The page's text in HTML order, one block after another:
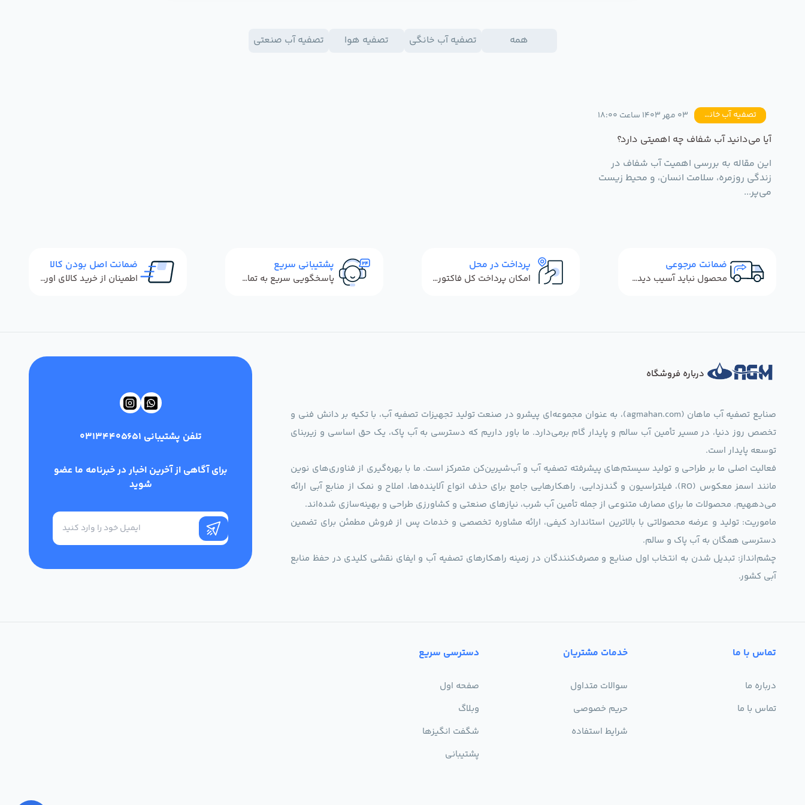
همه تصفیه آب خانگی تصفیه هوا تصفیه آب صنعتی
تصفیه آب خانگی 03 مهر 1403 ساعت 18:00
آیا می‌دانید آب شفاف چه اهمیتی دارد؟
این مقاله به بررسی اهمیت آب شفاف در
زندگی روزمره، سلامت انسان، و محیط زیست
می‌پر...
ضمانت مرجوعی
محصول نباید آسیب دیده باشد
پرداخت در محل
امکان پرداخت کل فاکتور در محل
پشتیبانی سریع
پاسخگویی سریع به تماس‌ها و پیام‌ها
ضمانت اصل بودن کالا
اطمینان از خرید کالای اورجینال
درباره فروشگاه
صنایع تصفیه آب ماهان (agmahan.com)، به عنوان مجموعه‌ای پیشرو در صنعت تولید تجهیزات تصفیه آب، با تکیه بر دانش فنی و
تخصص روز دنیا، در مسیر تأمین آب سالم و پایدار گام برمی‌دارد. ما باور داریم که دسترسی به آب پاک، یک حق اساسی و زیربنای
توسعه پایدار است.
فعالیت اصلی ما بر طراحی و تولید سیستم‌های پیشرفته تصفیه آب و آب‌شیرین‌کن متمرکز است. ما با بهره‌گیری از فناوری‌های نوین
مانند اسمز معکوس (RO)، فیلتراسیون و گندزدایی، راهکارهایی جامع برای حذف انواع آلاینده‌ها، املاح و نمک از منابع آبی ارائه
می‌دههیم. محصولات ما برای مصارف متنوعی از جمله تأمین آب شرب، نیازهای صنعتی و کشاورزی طراحی و بهینه‌سازی شده‌اند.
ماموریت: تولید و عرضه محصولاتی با بالاترین استاندارد کیفی، ارائه مشاوره تخصصی و خدمات پس از فروش مطمئن برای تضمین
دسترسی همگان به آب پاک و سالم.
چشم‌انداز: تبدیل شدن به انتخاب اول صنایع و مصرف‌کنندگان در زمینه راهکارهای تصفیه آب و ایفای نقشی کلیدی در حفظ منابع
آبی کشور.
تلفن پشتیبانی 03134405651
برای آگاهی از آخرین اخبار در خبرنامه ما عضو
شوید
تماس با ما
درباره ما
تماس با ما
خدمات مشتریان
سوالات متداول
حریم خصوصی
شرایط استفاده
دسترسی سریع
صفحه اول
وبلاگ
شگفت انگیزها
پشتیبانی